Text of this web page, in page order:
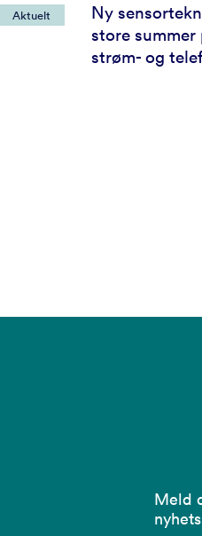
Aktuelt
Ny
store summer
strøm- og
Meld